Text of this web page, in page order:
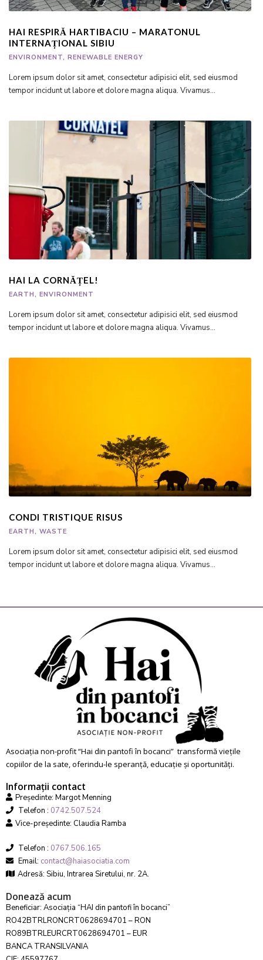
HAI RESPIRĂ HARTIBACIU – MARATONUL
INTERNAȚIONAL SIBIU
ENVIRONMENT, RENEWABLE ENERGY
Lorem ipsum dolor sit amet, consectetur adipisici elit, sed eiusmod
tempor incidunt ut labore et dolore magna aliqua. Vivamus...
HAI LA CORNĂȚEL!
EARTH, ENVIRONMENT
Lorem ipsum dolor sit amet, consectetur adipisici elit, sed eiusmod
tempor incidunt ut labore et dolore magna aliqua. Vivamus...
CONDI TRISTIQUE RISUS
EARTH, WASTE
Lorem ipsum dolor sit amet, consectetur adipisici elit, sed eiusmod
tempor incidunt ut labore et dolore magna aliqua. Vivamus...
Asociația non-profit “Hai din pantofi în bocanci” transformă viețile
copiilor de la sate, oferindu-le speranță, educație și oportunități.
Informații contact
Președinte: Margot Menning
Telefon : 0742.507.524
Vice-președinte: Claudia Ramba
Telefon : 0767.506.165
Email: contact@haiasociatia.com
Adresă: Sibiu, Intrarea Siretului, nr. 2A.
Donează acum
Beneficiar: Asociația “HAI din pantofi în bocanci”
RO42BTRLRONCRT0628694701 – RON
RO89BTRLEURCRT0628694701 – EUR
BANCA TRANSILVANIA